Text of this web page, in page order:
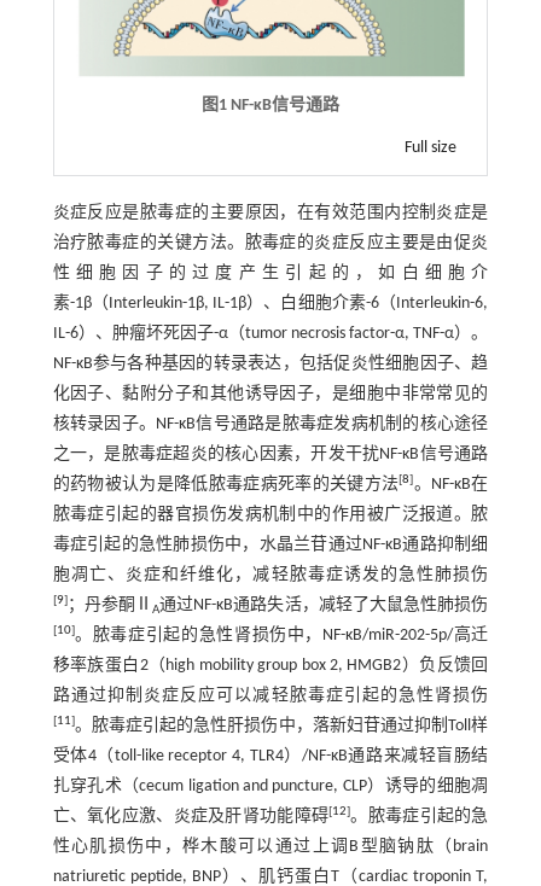
图1 NF-κB信号通路
Full size
炎症反应是脓毒症的主要原因，在有效范围内控制炎症是
治疗脓毒症的关键方法。脓毒症的炎症反应主要是由促炎
性细胞因子的过度产生引起的，如白细胞介
素-1β（Interleukin-1β, IL-1β）、白细胞介素-6（Interleukin-6,
IL-6）、肿瘤坏死因子-α（tumor necrosis factor-α, TNF-α）。
NF-κB参与各种基因的转录表达，包括促炎性细胞因子、趋
化因子、黏附分子和其他诱导因子，是细胞中非常常见的
核转录因子。NF-κB信号通路是脓毒症发病机制的核心途径
之一，是脓毒症超炎的核心因素，开发干扰NF-κB信号通路
的药物被认为是降低脓毒症病死率的关键方法[8]。NF-κB在
脓毒症引起的器官损伤发病机制中的作用被广泛报道。脓
毒症引起的急性肺损伤中，水晶兰苷通过NF-κB通路抑制细
胞凋亡、炎症和纤维化，减轻脓毒症诱发的急性肺损伤
[9]；丹参酮Ⅱ A通过NF-κB通路失活，减轻了大鼠急性肺损伤
[10]。脓毒症引起的急性肾损伤中，NF-κB/miR-202-5p/高迁
移率族蛋白2（high mobility group box 2, HMGB2）负反馈回
路通过抑制炎症反应可以减轻脓毒症引起的急性肾损伤
[11]。脓毒症引起的急性肝损伤中，落新妇苷通过抑制Toll样
受体4（toll-like receptor 4, TLR4）/NF-κB通路来减轻盲肠结
扎穿孔术（cecum ligation and puncture, CLP）诱导的细胞凋
亡、氧化应激、炎症及肝肾功能障碍[12]。脓毒症引起的急
性心肌损伤中，桦木酸可以通过上调B型脑钠肽（brain
natriuretic peptide, BNP）、肌钙蛋白T（cardiac troponin T,